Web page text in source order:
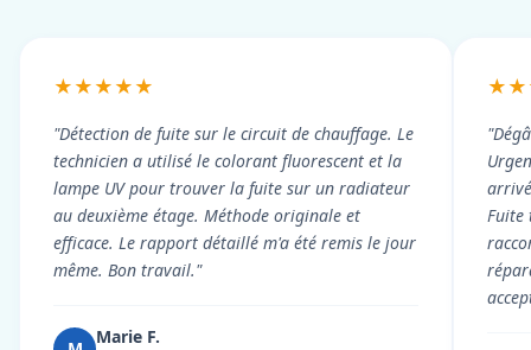
★★★★★
"Détection de fuite sur le circuit de chauffage. Le
technicien a utilisé le colorant fluorescent et la
lampe UV pour trouver la fuite sur un radiateur
au deuxième étage. Méthode originale et
efficace. Le rapport détaillé m'a été remis le jour
même. Bon travail."
Marie F.
Fuite